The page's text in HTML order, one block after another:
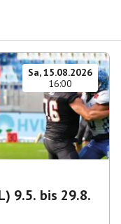
Sa, 15.08.2026
16:00
Deutsche Football Liga (GFL) 9.5. bis 29.8.